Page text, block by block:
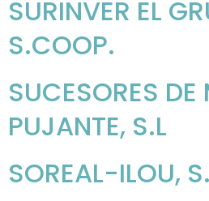
SURINVER EL
S.COOP.
SUCESORES
PUJANTE, S.L
SOREAL-ILOU,